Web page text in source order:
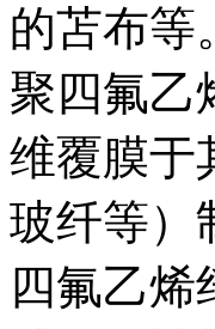
的苫布等
聚四氟乙
维覆膜于
玻纤等）
四氟乙